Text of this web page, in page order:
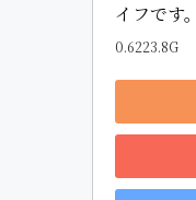
イフです。
0.6223.8G